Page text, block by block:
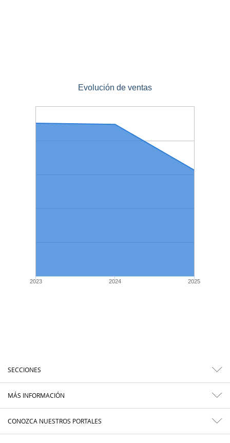
Evolución de ventas
2023 2024 2025
SECCIONES
MÁS INFORMACIÓN
CONOZCA NUESTROS PORTALES